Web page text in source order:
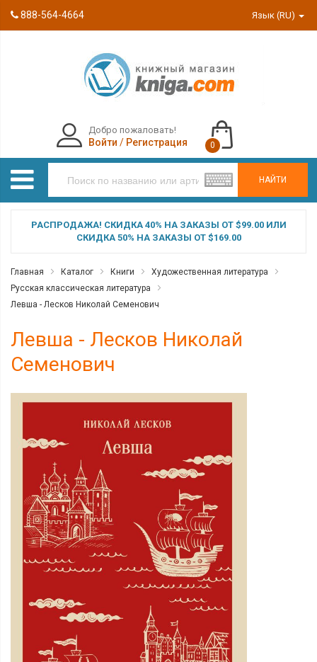
888-564-4664 Язык (RU)
НАЙТИ
Добро пожаловать!
Войти / Регистрация 0
РАСПРОДАЖА! СКИДКА 40% НА ЗАКАЗЫ ОТ $99.00 ИЛИ
СКИДКА 50% НА ЗАКАЗЫ ОТ $169.00
Главная Каталог Книги
Художественная литература
Русская классическая литература
Левша - Лесков Николай Семенович
Левша - Лесков Николай
Семенович